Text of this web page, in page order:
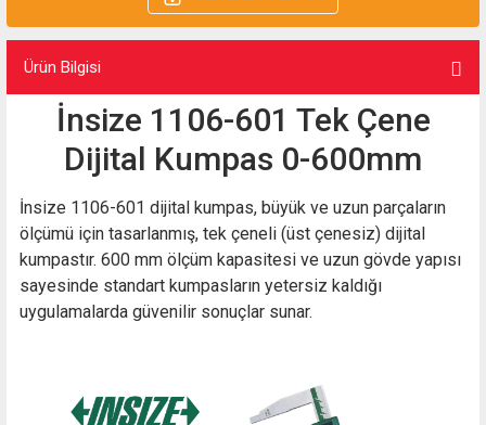
Ürün Bilgisi
İnsize 1106-601 Tek Çene
Dijital Kumpas 0-600mm
İnsize 1106-601 dijital kumpas, büyük ve uzun parçaların
ölçümü için tasarlanmış, tek çeneli (üst çenesiz) dijital
kumpastır. 600 mm ölçüm kapasitesi ve uzun gövde yapısı
sayesinde standart kumpasların yetersiz kaldığı
uygulamalarda güvenilir sonuçlar sunar.